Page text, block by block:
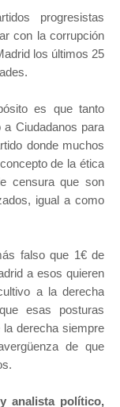
progresistas
con la corrupción
los últimos 25
es que tanto
Ciudadanos para
donde muchos
de la ética
censura que son
igual a como
falso que 1€ de
a esos quieren
a la derecha
esas posturas
derecha siempre
de que
analista político,